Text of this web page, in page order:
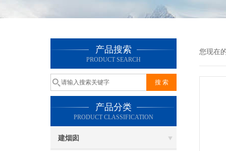
产品搜索
PRODUCT SEARCH
产品分类
PRODUCT CLASSIFICATION
建烟囱
您现在